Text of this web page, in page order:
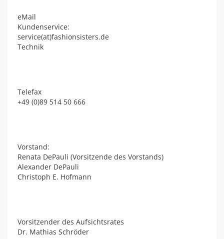
eMail
Kundenservice:
service(at)fashionsisters.de
Technik
Telefax
+49 (0)89 514 50 666
Vorstand:
Renata DePauli (Vorsitzende des Vorstands)
Alexander DePauli
Christoph E. Hofmann
Vorsitzender des Aufsichtsrates
Dr. Mathias Schröder